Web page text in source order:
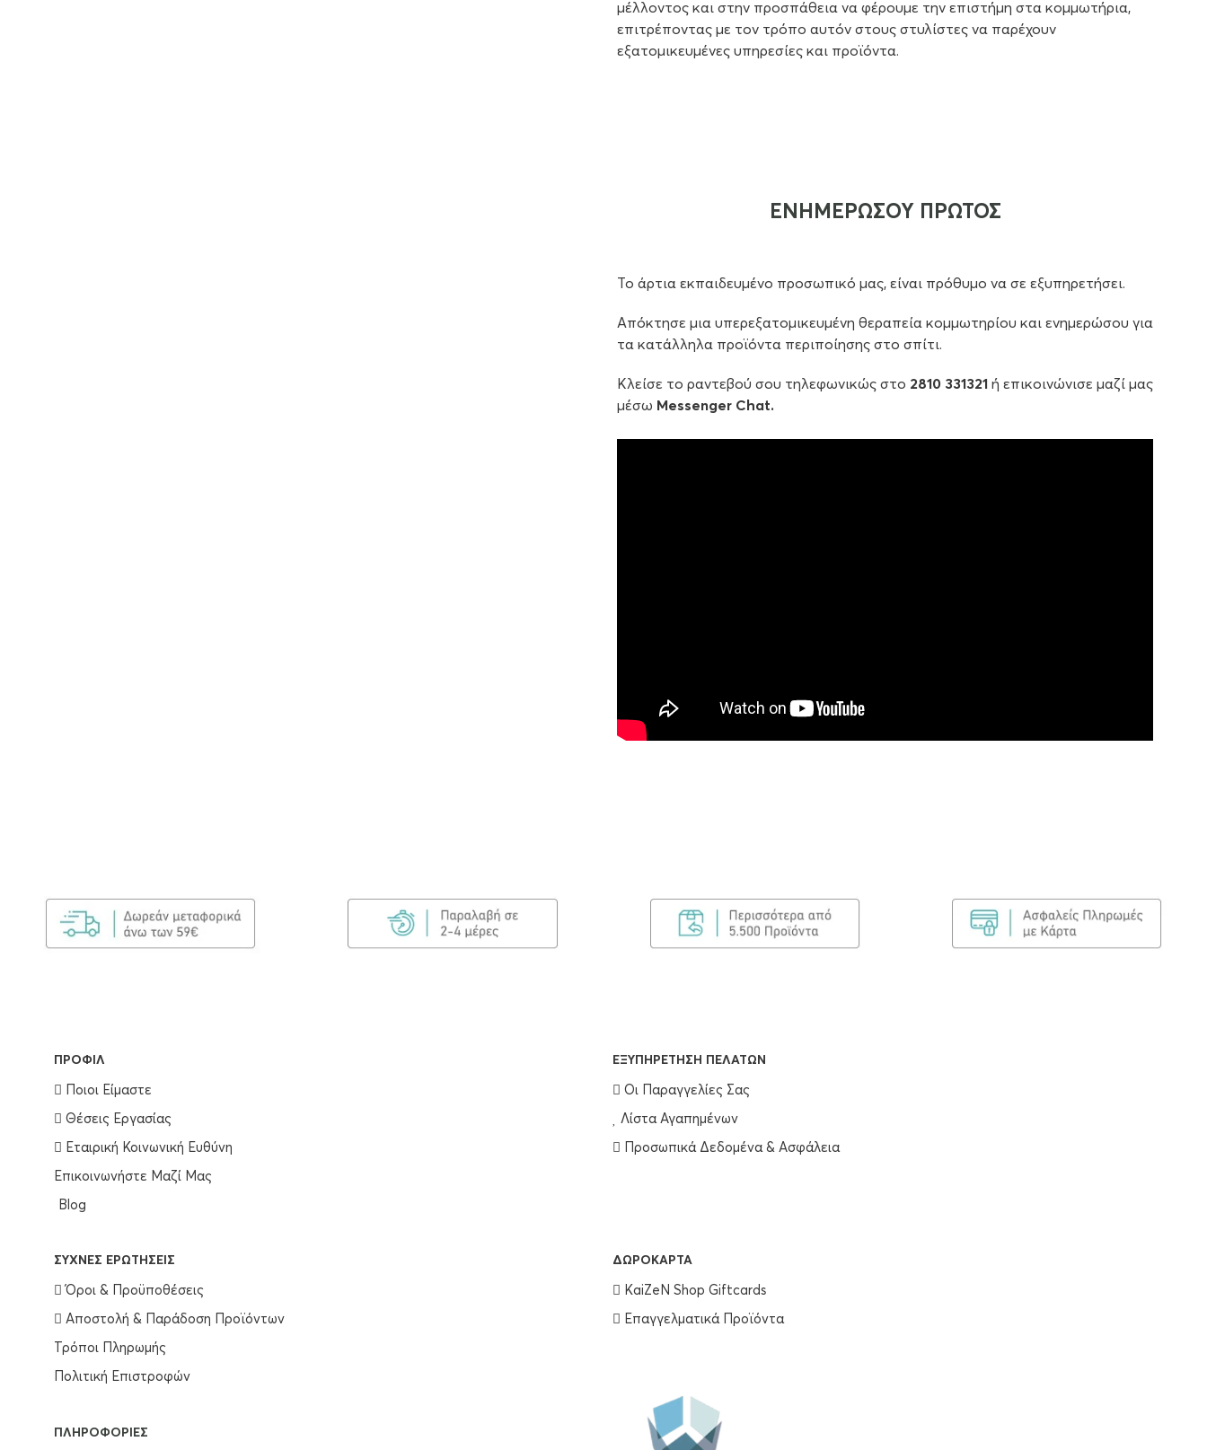
μέλλοντος και στην προσπάθεια να φέρουμε την επιστήμη στα κομμωτήρια,
επιτρέποντας με τον τρόπο αυτόν στους στυλίστες να παρέχουν
εξατομικευμένες υπηρεσίες και προϊόντα.
ΕΝΗΜΕΡΩΣΟΥ ΠΡΩΤΟΣ
Το άρτια εκπαιδευμένο προσωπικό μας, είναι πρόθυμο να σε εξυπηρετήσει.
Απόκτησε μια υπερεξατομικευμένη θεραπεία κομμωτηρίου και ενημερώσου για
τα κατάλληλα προϊόντα περιποίησης στο σπίτι.
Κλείσε το ραντεβού σου τηλεφωνικώς στο 2810 331321 ή επικοινώνισε μαζί μας
μέσω Messenger Chat.
ΠΡΟΦΊΛ
Ποιοι Είμαστε
Θέσεις Εργασίας
Εταιρική Κοινωνική Ευθύνη
Επικοινωνήστε Μαζί Μας
Blog
EΞΥΠΗΡΈΤΗΣΗ ΠΕΛΑΤΏΝ
Οι Παραγγελίες Σας
Λίστα Αγαπημένων
Προσωπικά Δεδομένα & Ασφάλεια
ΣΥΧΝΈΣ ΕΡΩΤΉΣΕΙΣ
Όροι & Προϋποθέσεις
Αποστολή & Παράδοση Προϊόντων
Τρόποι Πληρωμής
Πολιτική Επιστροφών
ΔΩΡΟΚΆΡΤΑ
KaiZeN Shop Giftcards
Επαγγελματικά Προϊόντα
ΠΛΗΡΟΦΟΡΊΕΣ